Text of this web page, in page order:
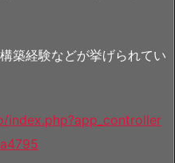
築経験などが挙げられてい